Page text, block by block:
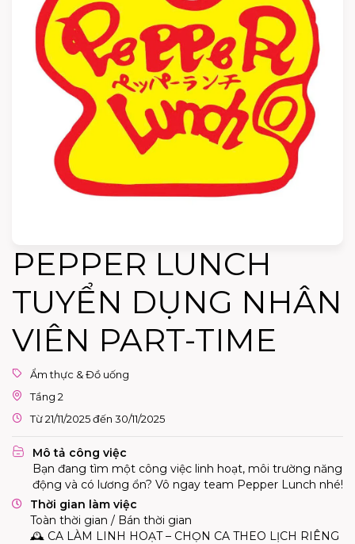
PEPPER LUNCH
TUYỂN DỤNG NHÂN
VIÊN PART-TIME
Ẩm thực & Đồ uống
Tầng 2
Từ 21/11/2025 đến 30/11/2025
Mô tả công việc
Bạn đang tìm một công việc linh hoạt, môi trường năng
động và có lương ổn? Vô ngay team Pepper Lunch nhé!
Thời gian làm việc
Toàn thời gian / Bán thời gian
🕰️ CA LÀM LINH HOẠT – CHỌN CA THEO LỊCH RIÊNG